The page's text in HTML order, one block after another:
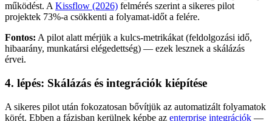
működést. A Kissflow (2026) felmérés szerint a sikeres pilot
projektek 73%-a csökkenti a folyamat-időt a felére.
Fontos: A pilot alatt mérjük a kulcs-metrikákat (feldolgozási idő,
hibaarány, munkatársi elégedettség) — ezek lesznek a skálázás
érvei.
4. lépés: Skálázás és integrációk kiépítése
A sikeres pilot után fokozatosan bővítjük az automatizált folyamatok
körét. Ebben a fázisban kerülnek képbe az enterprise integrációk —